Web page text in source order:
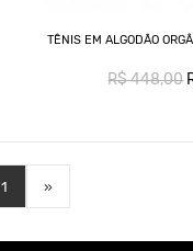
TÊNIS EM ALGODÃO
R$ 448,00
1 »